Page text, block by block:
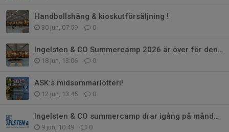
Handbollshäng & kioskutförsäljning !
30 jun, 07:59 0
Ingelsten & CO Summercamp 2026 är över för den här gången!
18 jun, 13:06 0
ASK:s midsommarlotteri!
12 jun, 13:45 0
Ingelsten & CO summercamp drar igång på måndag!
9 jun, 10:49 0